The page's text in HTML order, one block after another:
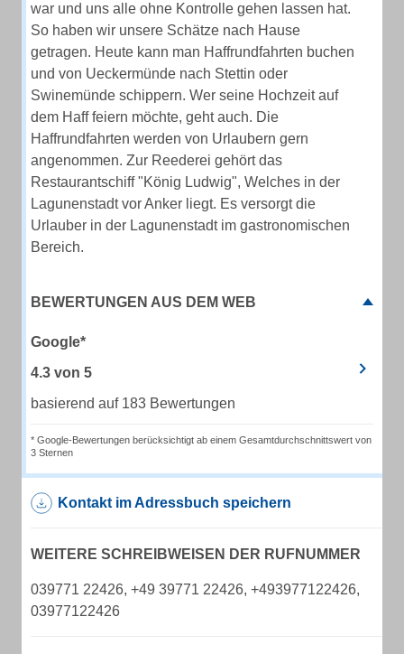
war und uns alle ohne Kontrolle gehen lassen hat.
So haben wir unsere Schätze nach Hause
getragen. Heute kann man Haffrundfahrten buchen
und von Ueckermünde nach Stettin oder
Swinemünde schippern. Wer seine Hochzeit auf
dem Haff feiern möchte, geht auch. Die
Haffrundfahrten werden von Urlaubern gern
angenommen. Zur Reederei gehört das
Restaurantschiff "König Ludwig", Welches in der
Lagunenstadt vor Anker liegt. Es versorgt die
Urlauber in der Lagunenstadt im gastronomischen
Bereich.
BEWERTUNGEN AUS DEM WEB
Google*
4.3 von 5
basierend auf 183 Bewertungen
* Google-Bewertungen berücksichtigt ab einem Gesamtdurchschnittswert von
3 Sternen
Kontakt im Adressbuch speichern
WEITERE SCHREIBWEISEN DER RUFNUMMER
039771 22426, +49 39771 22426, +493977122426,
03977122426